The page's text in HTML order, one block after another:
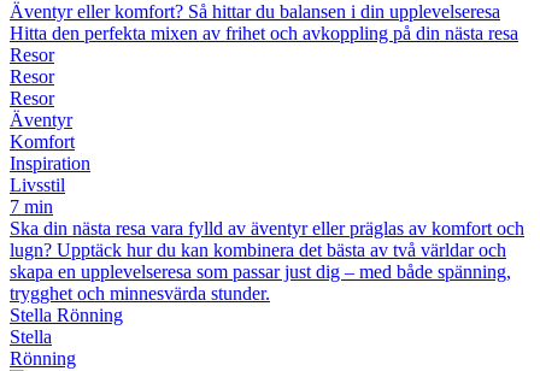
Äventyr eller komfort? Så hittar du balansen i din upplevelseresa
Hitta den perfekta mixen av frihet och avkoppling på din nästa resa
Resor
Resor
Resor
Äventyr
Komfort
Inspiration
Livsstil
7 min
Ska din nästa resa vara fylld av äventyr eller präglas av komfort och
lugn? Upptäck hur du kan kombinera det bästa av två världar och
skapa en upplevelseresa som passar just dig – med både spänning,
trygghet och minnesvärda stunder.
Stella Rönning
Stella
Rönning